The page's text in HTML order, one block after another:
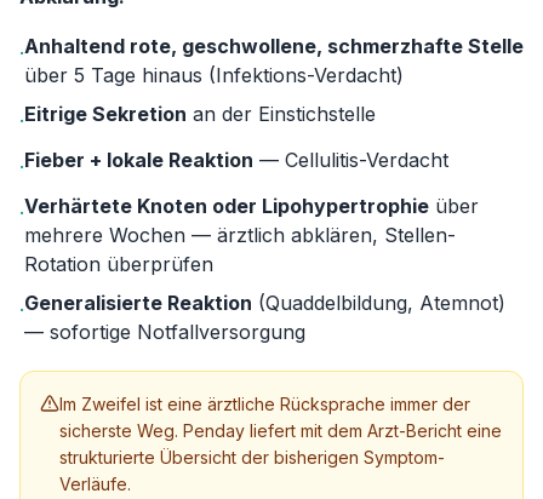
·Anhaltend rote, geschwollene, schmerzhafte Stelle
über 5 Tage hinaus (Infektions-Verdacht)
·Eitrige Sekretion an der Einstichstelle
·Fieber + lokale Reaktion — Cellulitis-Verdacht
·Verhärtete Knoten oder Lipohypertrophie über
mehrere Wochen — ärztlich abklären, Stellen-
Rotation überprüfen
·Generalisierte Reaktion (Quaddelbildung, Atemnot)
— sofortige Notfallversorgung
Im Zweifel ist eine ärztliche Rücksprache immer der
sicherste Weg. Penday liefert mit dem Arzt-Bericht eine
strukturierte Übersicht der bisherigen Symptom-
Verläufe.